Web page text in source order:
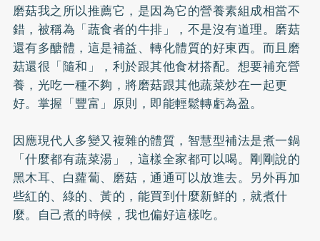
磨菇我之所以推薦它，是因為它的營養素組成相當不
錯，被稱為「蔬食者的牛排」，不是沒有道理。磨菇
還有多醣體 ，這是補益、轉化體質的好東西。而且磨
菇還很「隨和」，利於跟其他食材搭配。想要補充營
養，光吃一種不夠，將磨菇跟其他蔬菜炒在一起更
好。掌握「豐富」原則，即能輕鬆轉虧為盈。
因應現代人多變又複雜的體質，智慧型補法是煮一鍋
「什麼都有蔬菜湯」，這樣全家都可以喝。剛剛說的
黑木耳、白蘿蔔、磨菇，通通可以放進去。另外再加
些紅的、綠的、黃的，能買到什麼新鮮的，就煮什
麼。自己煮的時候，我也偏好這樣吃。